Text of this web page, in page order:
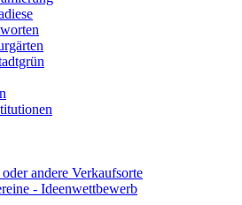
andere Verkaufsorte
- Ideenwettbewerb